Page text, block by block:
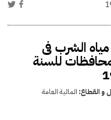
الشرب فى
للسنة
و القطاع: المالية العامة